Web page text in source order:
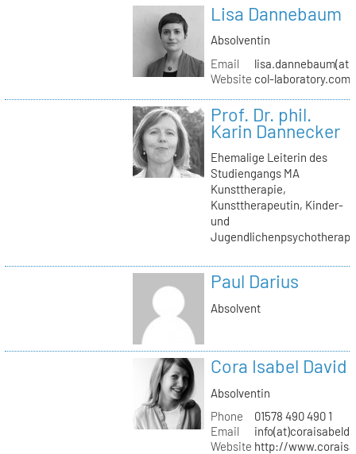
Lisa Dannebaum
Absolventin
Email
Website col-laboratory.com
Prof. Dr. phil.
Karin Dannecker
Ehemalige Leiterin des
Studiengangs MA
Kunsttherapie,
Kunsttherapeutin, Kinder-
und
Paul Darius
Absolvent
Cora Isabel David
Absolventin
Phone
01578 490 490 1
Email
Website http://